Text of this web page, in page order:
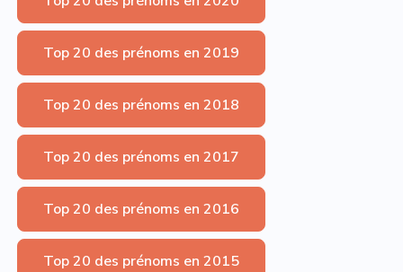
Top 20 des prénoms en 2019
Top 20 des prénoms en 2018
Top 20 des prénoms en 2017
Top 20 des prénoms en 2016
Top 20 des prénoms en 2015